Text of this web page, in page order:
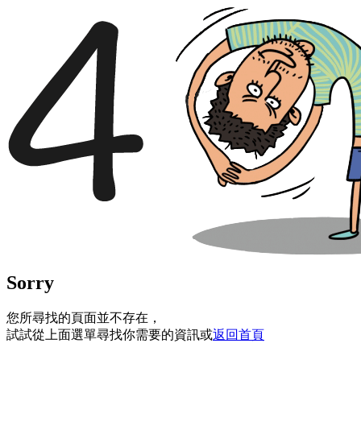
Sorry
您所尋找的頁面並不存在，
試試從上面選單尋找你需要的資訊或返回首頁